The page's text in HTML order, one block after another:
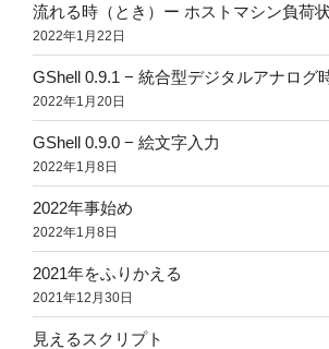
流れる時（とき）ー ホストマシン負荷
2022年1月22日
GShell 0.9.1 − 統合型デジタルアナログ
2022年1月20日
GShell 0.9.0 − 絵文字入力
2022年1月8日
2022年事始め
2022年1月8日
2021年をふりかえる
2021年12月30日
見えるスクリプト